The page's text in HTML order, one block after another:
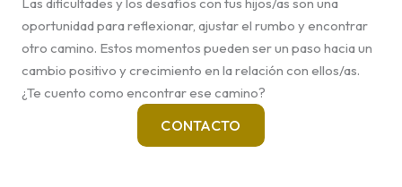
oportunidad para reflexionar, ajustar el rumbo y encontrar
otro camino. Estos momentos pueden ser un paso hacia un
cambio positivo y crecimiento en la relación con ellos/as.
¿Te cuento como encontrar ese camino?
CONTACTO